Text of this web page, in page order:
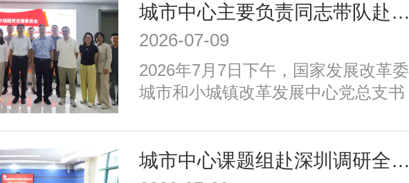
城市、安全可靠的韧性城市、崇德向
善的文明城市、便捷高效的智慧城市
等重点任务，优化以构建新体系、培
育新动能、服务全年龄、保障全要素
为重点的政策体系，走出一条具有中
国特色的现代化城市道路。
成效；同时，也面临着转变发展方
式、培育发展动能、提升功能品质、
推动精细治理、增强城市韧性等转型
发展任务。为实现以上目标，必须紧
城市、安全可靠的韧性城市、崇德向
城市中心主要负责同志带队赴摩尔线程“夸娥”北京智算中心专题调研
2026-07-09
2026年7月7日下午，国家发展改革委
城市和小城镇改革发展中心党总支书
娥”北京智算中心开展专题调研。
城市中心课题组赴深圳调研全国人才大数据平台福田区学生学习力项目应用情况